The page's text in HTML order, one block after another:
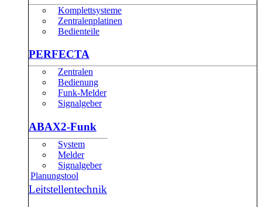
Komplettsysteme
Zentralenplatinen
Bedienteile
PERFECTA
Zentralen
Bedienung
Funk-Melder
Signalgeber
ABAX2-Funk
System
Melder
Signalgeber
Planungstool
Leitstellentechnik